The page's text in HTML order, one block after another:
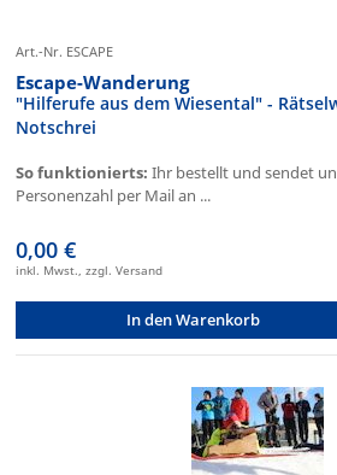
Art.-Nr. ESCAPE
Escape-Wanderung
"Hilferufe aus dem Wiesental" -
Notschrei
So funktionierts: Ihr bestellt und sendet
Personenzahl per Mail an ...
0,00 €
inkl. Mwst., zzgl. Versand
In den Warenkorb